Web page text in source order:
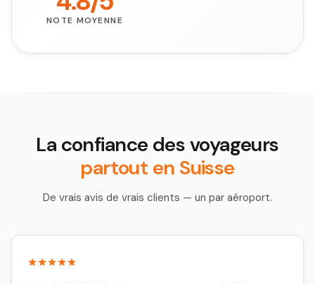
NOTE MOYENNE
La confiance des voyageurs
partout en Suisse
De vrais avis de vrais clients — un par aéroport.